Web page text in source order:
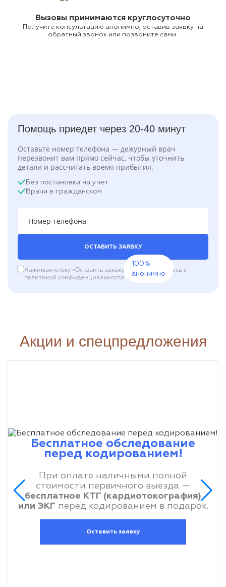
Вызовы принимаются круглосуточно
Получите консультацию анонимно, оставив заявку на
обратный звонок или позвоните сами.
Помощь приедет через 20-40 минут
Оставьте номер телефона — дежурный врач
перезвонит вам прямо сейчас, чтобы уточнить
детали и рассчитать время прибытия.
Без постановки на учет
Врачи в гражданском
ОСТАВИТЬ ЗАЯВКУ
Нажимая кноку «Оставить заявку», вы соглашаетесь с
политикой конфиденциальности
100%
анонимно
Акции и спецпредложения
Бесплатное обследование
перед кодированием!
При оплате наличными полной
стоимости первичного выезда —
бесплатное КТГ (кардиотокография)
или ЭКГ перед кодированием в подарок.
Оставить заявку